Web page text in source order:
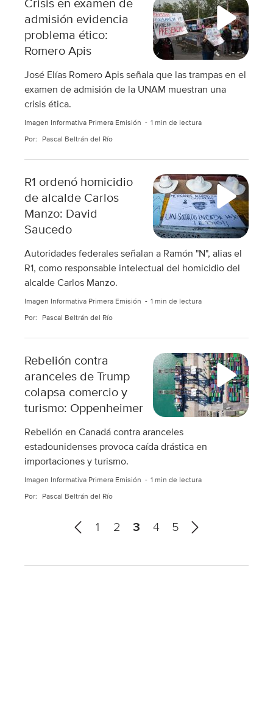
Crisis en examen de
admisión evidencia
problema ético:
Romero Apis
José Elías Romero Apis señala que las trampas en el
examen de admisión de la UNAM muestran una
crisis ética.
Imagen Informativa Primera Emisión 1 min de lectura
Por: Pascal Beltrán del Río
R1 ordenó homicidio
de alcalde Carlos
Manzo: David
Saucedo
Autoridades federales señalan a Ramón "N", alias el
R1, como responsable intelectual del homicidio del
alcalde Carlos Manzo.
Imagen Informativa Primera Emisión 1 min de lectura
Por: Pascal Beltrán del Río
Rebelión contra
aranceles de Trump
colapsa comercio y
turismo: Oppenheimer
Rebelión en Canadá contra aranceles
estadounidenses provoca caída drástica en
importaciones y turismo.
Imagen Informativa Primera Emisión 1 min de lectura
Por: Pascal Beltrán del Río
e
1 2 3 4
5
g